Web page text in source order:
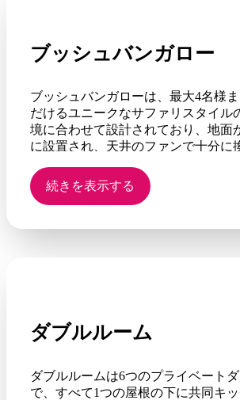
ブッシュバンガロー
ブッシュバンガローは、最大4名様
だけるユニークなサファリスタイル
境に合わせて設計されており、地面
に設置され、天井のファンで十分に
各バンガローは緑豊かなトロピカル
ド3台（二段ベッドを含む）が備わ
続きを表示する
ダブルルーム
ダブルルームは6つのプライベート
で、すべて1つの屋根の下に共同キ